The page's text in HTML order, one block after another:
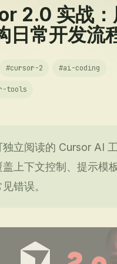
2.0 实战：
日常开发流
#cursor-2 #ai-coding
tools
独立阅读的 Cursor AI
盖上下文控制、提示模
错误。